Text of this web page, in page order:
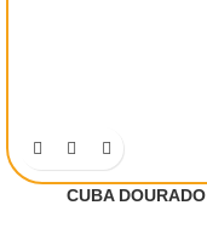
CUBA DOURADO